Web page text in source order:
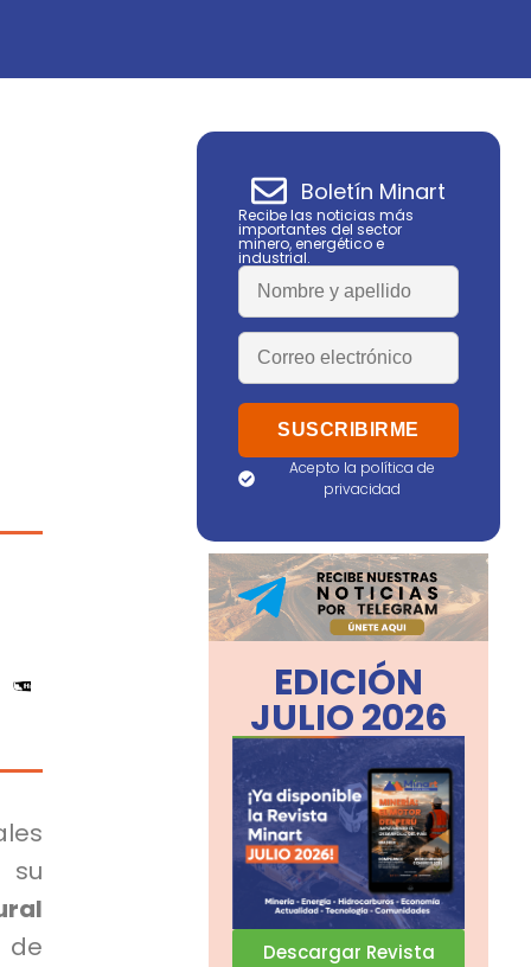
su
Boletín Minart
Recibe las noticias más
importantes del sector
minero, energético e
industrial.
Acepto la política de
privacidad
EDICIÓN
JULIO 2026
Descargar Revista